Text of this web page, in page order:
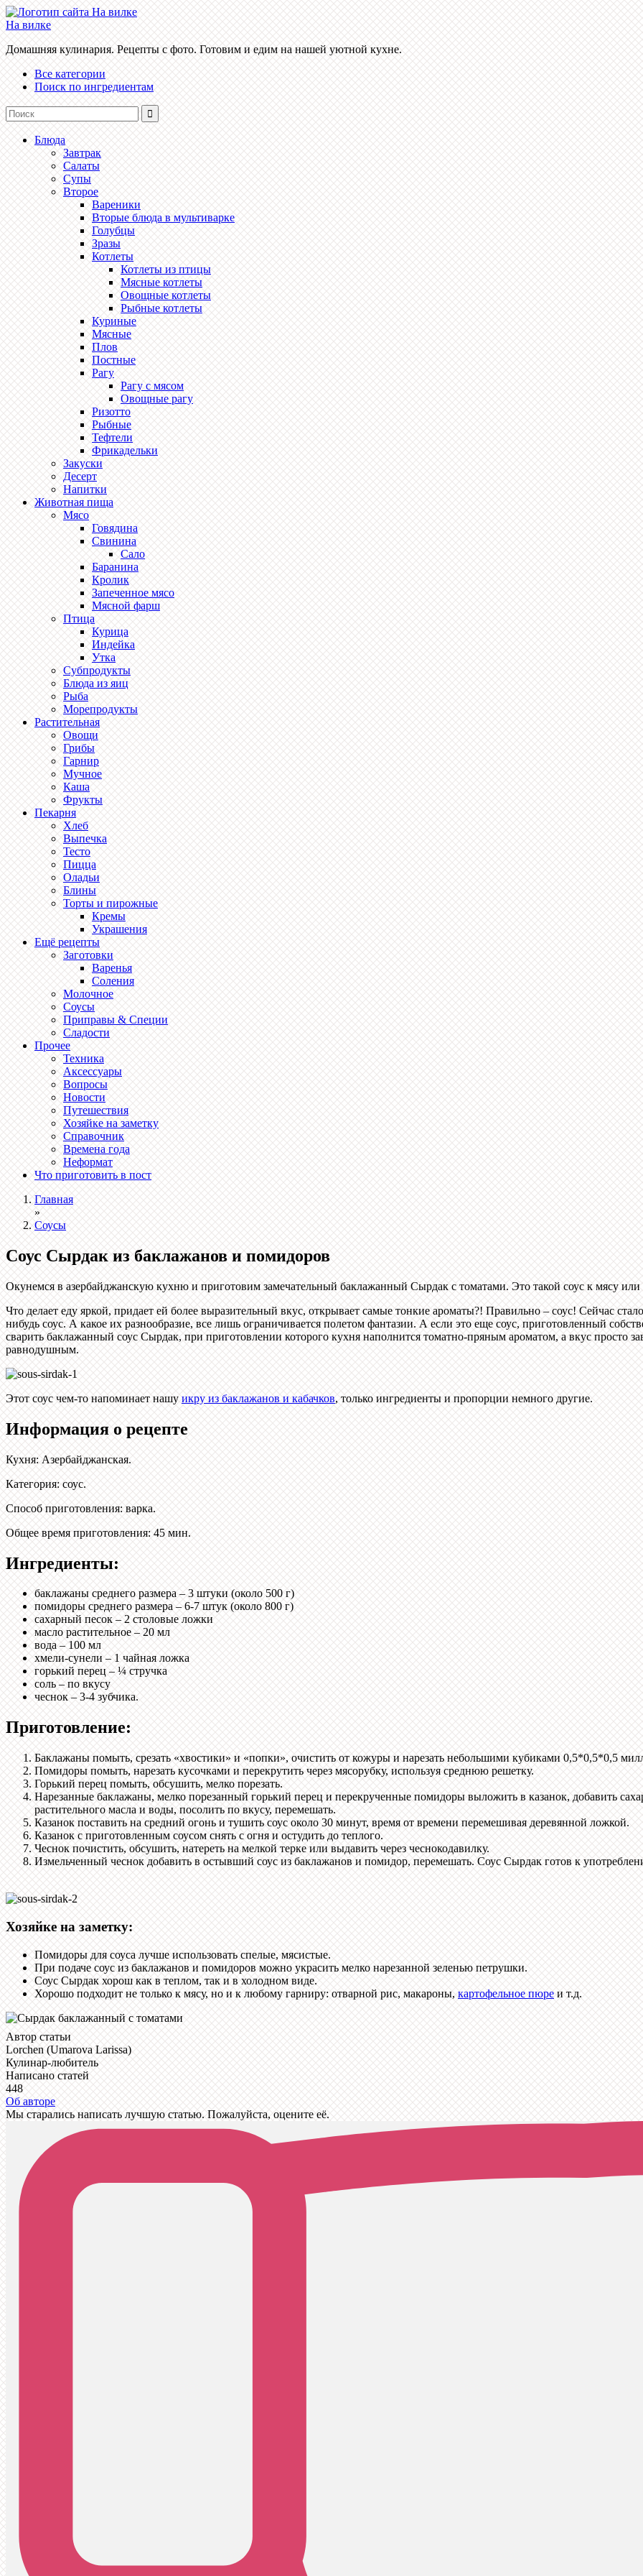
На вилке
Домашняя кулинария. Рецепты с фото. Готовим и едим на нашей уютной кухне.
Все категории
Поиск по ингредиентам
Блюда
Завтрак
Салаты
Супы
Второе
Вареники
Вторые блюда в мультиварке
Голубцы
Зразы
Котлеты
Котлеты из птицы
Мясные котлеты
Овощные котлеты
Рыбные котлеты
Куриные
Мясные
Плов
Постные
Рагу
Рагу с мясом
Овощные рагу
Ризотто
Рыбные
Тефтели
Фрикадельки
Закуски
Десерт
Напитки
Животная пища
Мясо
Говядина
Свинина
Сало
Баранина
Кролик
Запеченное мясо
Мясной фарш
Птица
Курица
Индейка
Утка
Субпродукты
Блюда из яиц
Рыба
Морепродукты
Растительная
Овощи
Грибы
Гарнир
Мучное
Каша
Фрукты
Пекарня
Хлеб
Выпечка
Тесто
Пицца
Оладьи
Блины
Торты и пирожные
Кремы
Украшения
Ещё рецепты
Заготовки
Варенья
Соления
Молочное
Соусы
Приправы & Специи
Сладости
Прочее
Техника
Аксессуары
Вопросы
Новости
Путешествия
Хозяйке на заметку
Справочник
Времена года
Неформат
Что приготовить в пост
Главная
»
Соусы
Соус Сырдак из баклажанов и помидоров
Окунемся в азербайджанскую кухню и приготовим замечательный баклажанный Сырдак с томатами. Это такой соус к мясу или
Что делает еду яркой, придает ей более выразительный вкус, открывает самые тонкие ароматы?! Правильно – соус! Сейчас
нибудь соус. А какое их разнообразие, все лишь ограничивается полетом фантазии. А если это еще соус, приготовленный
сварить баклажанный соус Сырдак, при приготовлении которого кухня наполнится томатно-пряным ароматом, а вкус просто
равнодушным.
Этот соус чем-то напоминает нашу икру из баклажанов и кабачков, только ингредиенты и пропорции немного другие.
Информация о рецепте
Кухня:Азербайджанская.
Категория:соус.
Способ приготовления: варка.
Общее время приготовления: 45 мин.
Ингредиенты:
баклажаны среднего размера – 3 штуки (около 500 г)
помидоры среднего размера – 6-7 штук (около 800 г)
сахарный песок – 2 столовые ложки
масло растительное – 20 мл
вода – 100 мл
хмели-сунели – 1 чайная ложка
горький перец – ¼ стручка
соль – по вкусу
чеснок – 3-4 зубчика.
Приготовление:
Баклажаны помыть, срезать «хвостики» и «попки», очистить от кожуры и нарезать небольшими кубиками 0,5*0,5*0,5
Помидоры помыть, нарезать кусочками и перекрутить через мясорубку, используя среднюю решетку.
Горький перец помыть, обсушить, мелко порезать.
Нарезанные баклажаны, мелко порезанный горький перец и перекрученные помидоры выложить в казанок, добавить
растительного масла и воды, посолить по вкусу, перемешать.
Казанок поставить на средний огонь и тушить соус около 30 минут, время от времени перемешивая деревянной ложкой.
Казанок с приготовленным соусом снять с огня и остудить до теплого.
Чеснок почистить, обсушить, натереть на мелкой терке или выдавить через чеснокодавилку.
Измельченный чеснок добавить в остывший соус из баклажанов и помидор, перемешать. Соус Сырдак готов к
Хозяйке на заметку:
Помидоры для соуса лучше использовать спелые, мясистые.
При подаче соус из баклажанов и помидоров можно украсить мелко нарезанной зеленью петрушки.
Соус Сырдак хорош как в теплом, так и в холодном виде.
Хорошо подходит не только к мясу, но и к любому гарниру: отварной рис, макароны,картофельное пюре и т.д.
Автор статьи
Lorchen (Umarova Larissa)
Кулинар-любитель
Написано статей
448
Об авторе
Мы старались написать лучшую статью. Пожалуйста, оцените её.